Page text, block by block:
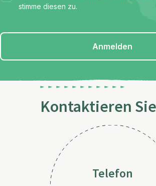
stimme diesen zu.
Anmelden
Kontaktieren
Telefon